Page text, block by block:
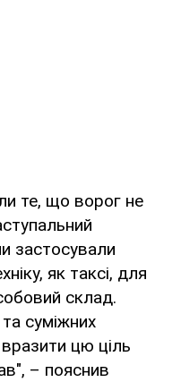
те, що ворог не
застосували
як таксі, для
склад.
суміжних
цю ціль
– пояснив